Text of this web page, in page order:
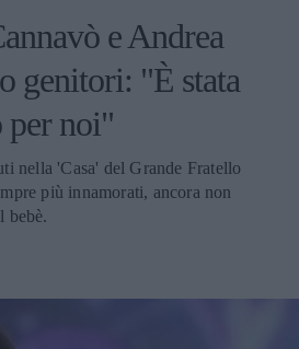
e Andrea
genitori: "È stata
per noi"
nella 'Casa' del Grande Fratello
più innamorati, ancora non
bebè.